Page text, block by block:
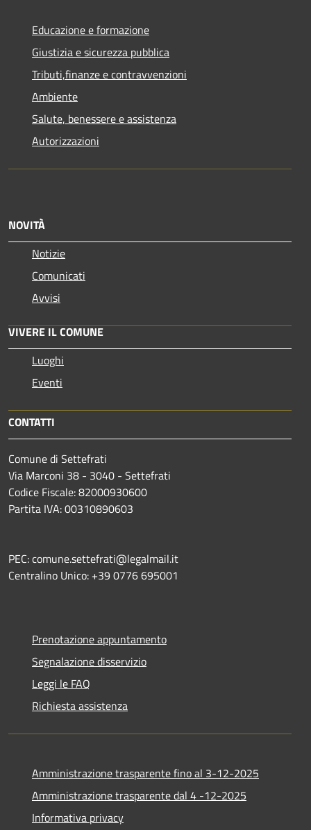
Educazione e formazione
Giustizia e sicurezza pubblica
Tributi,finanze e contravvenzioni
Ambiente
Salute, benessere e assistenza
Autorizzazioni
NOVITÀ
Notizie
Comunicati
Avvisi
VIVERE IL COMUNE
Luoghi
Eventi
CONTATTI
Comune di Settefrati
Via Marconi 38 - 3040 - Settefrati
Codice Fiscale: 82000930600
Partita IVA: 00310890603
PEC: comune.settefrati@legalmail.it
Centralino Unico: +39 0776 695001
Prenotazione appuntamento
Segnalazione disservizio
Leggi le FAQ
Richiesta assistenza
Amministrazione trasparente fino al 3-12-2025
Amministrazione trasparente dal 4 -12-2025
Informativa privacy